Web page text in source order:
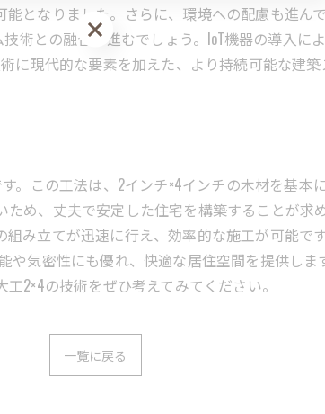
となりました。さらに、環境への配慮も進ん
術との融合が進むでしょう。IoT機器の導入に
現代的な要素を加えた、より持続可能な建築
。この工法は、2インチ×4インチの木材を基本
め、丈夫で安定した住宅を構築することが求
み立てが迅速に行え、効率的な施工が可能で
気密性にも優れ、快適な居住空間を提供し
2×4の技術をぜひ考えてみてください。
一覧に戻る
お問い合わせ・ご相談はこちら